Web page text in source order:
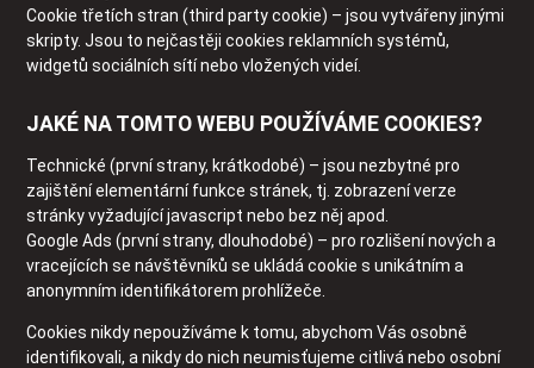
Cookie třetích stran (third party cookie) – jsou vytvářeny jinými
skripty. Jsou to nejčastěji cookies reklamních systémů,
widgetů sociálních sítí nebo vložených videí.
JAKÉ NA TOMTO WEBU POUŽÍVÁME COOKIES?
Technické (první strany, krátkodobé) – jsou nezbytné pro
zajištění elementární funkce stránek, tj. zobrazení verze
stránky vyžadující javascript nebo bez něj apod.
Google Ads (první strany, dlouhodobé) – pro rozlišení nových a
vracejících se návštěvníků se ukládá cookie s unikátním a
anonymním identifikátorem prohlížeče.
Cookies nikdy nepoužíváme k tomu, abychom Vás osobně
identifikovali, a nikdy do nich neumisťujeme citlivá nebo osobní